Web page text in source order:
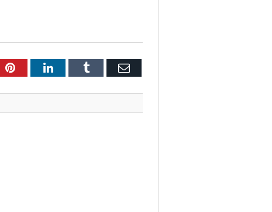
PinterestLinkedInTumblr Email